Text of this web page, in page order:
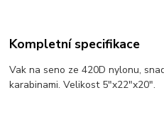
Kompletní specifikace
Vak na seno ze 420D nylonu,
karabinami. Velikost 5"x22"x20".